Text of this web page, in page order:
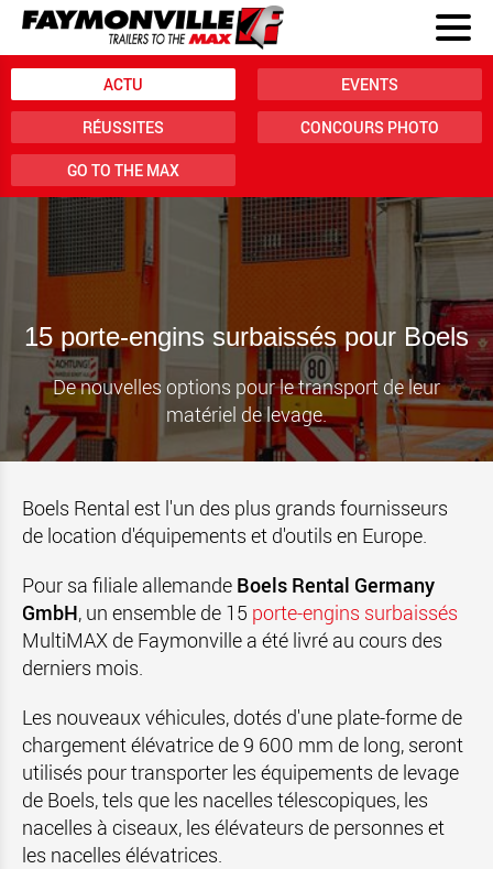
ACTU EVENTS
RÉUSSITES CONCOURS PHOTO
GO TO THE MAX
15 porte-engins surbaissés pour Boels
De nouvelles options pour le transport de leur
matériel de levage.
Boels Rental est l'un des plus grands fournisseurs
de location d'équipements et d'outils en Europe.
Pour sa filiale allemande Boels Rental Germany
GmbH, un ensemble de 15 porte-engins surbaissés
MultiMAX de Faymonville a été livré au cours des
derniers mois.
Les nouveaux véhicules, dotés d'une plate-forme de
chargement élévatrice de 9 600 mm de long, seront
utilisés pour transporter les équipements de levage
de Boels, tels que les nacelles télescopiques, les
nacelles à ciseaux, les élévateurs de personnes et
les nacelles élévatrices.